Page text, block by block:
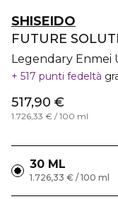
SHISEIDO
FUTURE
Legendary Enmei
517 punti fedeltà
517,90 €
1.726,33 € / 100 ml
30 ML
1.726,33 € / 100 ml